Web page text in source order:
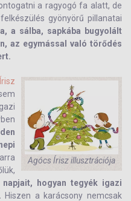
a ragyogó fa alatt, de
gyönyörű pillanatai
a sálba, sapkába bugyolált
az egymással való törődés
Agócs Írisz illusztrációja
hogyan tegyék igazi
Hiszen a karácsony nemcsak